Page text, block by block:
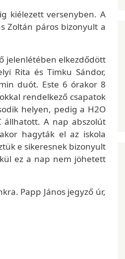
kiélezett versenyben. A
Zoltán páros bizonyult a
jelenlétében elkezdődött
Rita és Timku Sándor,
duót. Este 6 órakor 8
rendelkező csapatok
helyen, pedig a H2O
állhatott. A nap abszolút
hagyták el az iskola
e sikeresnek bizonyult
ez a nap nem jöhetett
Papp János jegyző úr,